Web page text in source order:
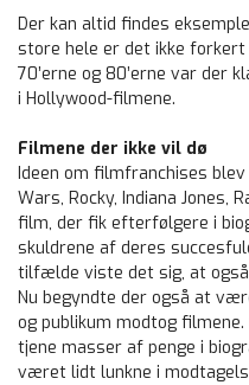
Der kan altid findes
store hele er det ikke forkert
70’erne og 80’erne var der
i Hollywood-filmene.
Filmene der ikke vil dø
Ideen om filmfranchises
Wars, Rocky, Indiana Jones,
film, der fik efterfølgere i
skuldrene af deres
tilfælde viste det sig, at
Nu begyndte der også at
og publikum modtog
tjene masser af penge i
været lidt lunkne i